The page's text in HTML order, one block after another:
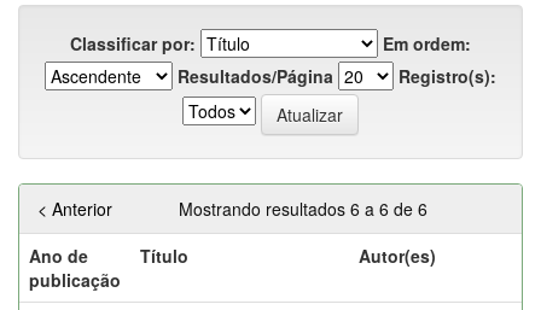
Classificar por:
Em ordem:
Resultados/Página
Registro(s):
Mostrando resultados 6 a 6 de 6
< Anterior
Ano de
publicação
Título Autor(es)